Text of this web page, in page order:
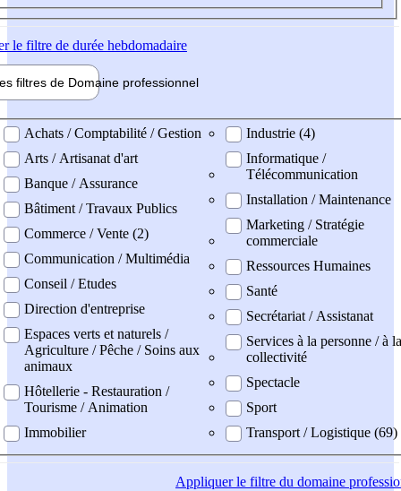
le filtre de durée hebdomadaire
filtres de Domaine professionnel
professionel
Achats / Comptabilité / Gestion
Arts / Artisanat d'art
Banque / Assurance
Bâtiment / Travaux Publics
Commerce / Vente (2)
Communication / Multimédia
Conseil / Etudes
Direction d'entreprise
Espaces verts et naturels /
Agriculture / Pêche / Soins aux
animaux
Hôtellerie - Restauration /
Tourisme / Animation
Immobilier
Industrie (4)
Informatique /
Télécommunication
Installation / Maintenance
Marketing / Stratégie
commerciale
Ressources Humaines
Santé
Secrétariat / Assistanat
Services à la personne / à la
collectivité
Spectacle
Sport
Transport / Logistique (69)
Appliquerle filtre du domaine